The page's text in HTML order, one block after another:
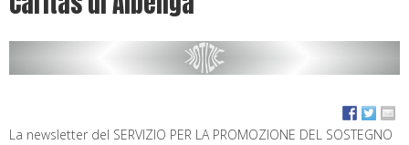
La newsletter del SERVIZIO PER LA PROMOZIONE DEL SOSTEGNO